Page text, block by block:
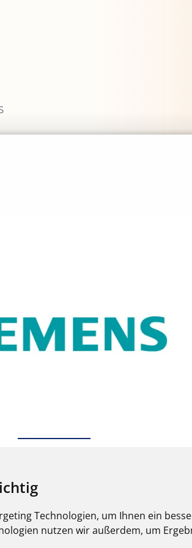
Technologien, um Ihnen ein
nutzen wir außerdem, um